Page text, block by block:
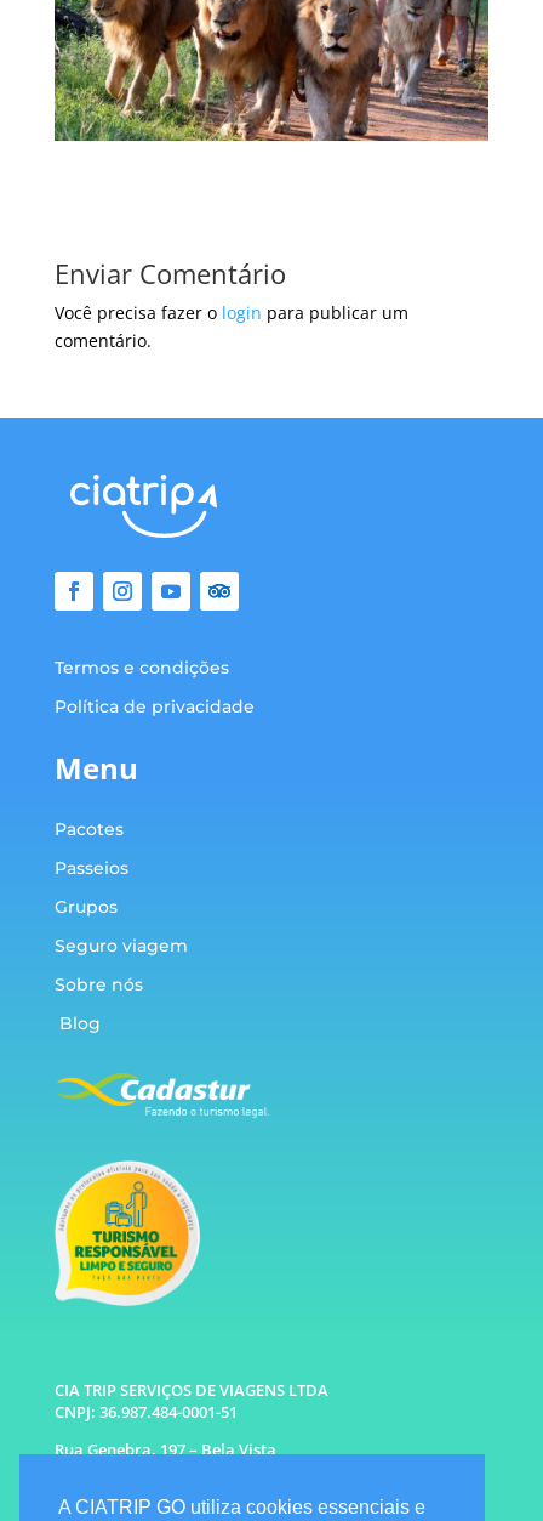
Enviar Comentário
Você precisa fazer o login para publicar um
comentário.
Termos e condições
Política de privacidade
Menu
Pacotes
Passeios
Grupos
Seguro viagem
Sobre nós
Blog
CIA TRIP SERVIÇOS DE VIAGENS LTDA
CNPJ: 36.987.484-0001-51
Rua Genebra, 197 – Bela Vista
WhatsApp: (11) 96333-6677 |
A CIATRIP GO utiliza cookies essenciais e